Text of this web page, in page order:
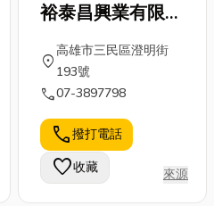
裕泰昌興業有限公
location_on
高雄市三民區澄明街
193號
call07-3897798
call撥打電話
favorite收藏 來源